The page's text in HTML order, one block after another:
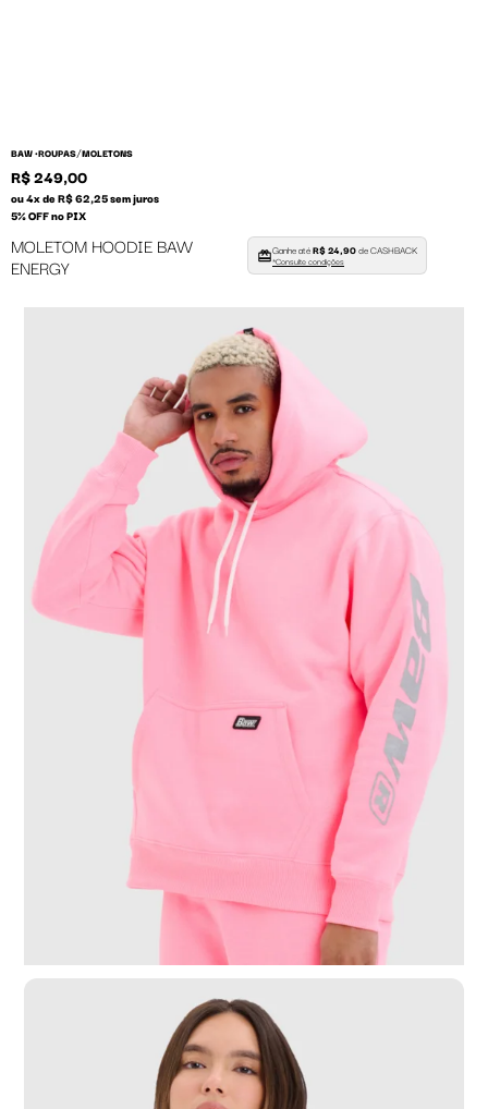
BAW •ROUPAS/MOLETONS
R$ 249,00
ou 4x de R$ 62,25 sem juros
5% OFF no PIX
MOLETOM HOODIE BAW
ENERGY
Ganhe atéR$ 24,90de CASHBACK
*Consulte condições